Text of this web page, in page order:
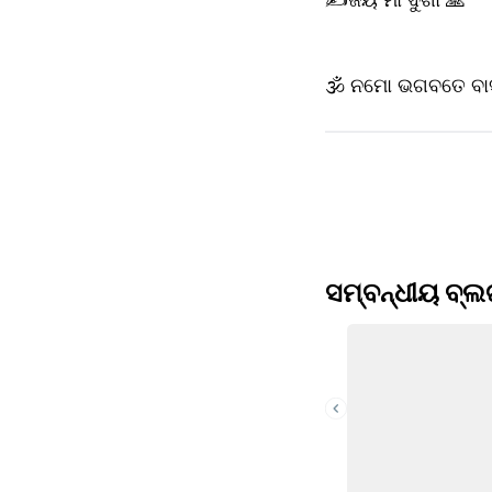
🕉️ ନମୋ ଭଗବତେ
ସମ୍ବନ୍ଧୀୟ